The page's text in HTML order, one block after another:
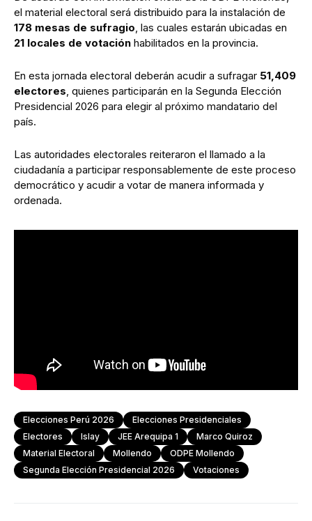
el material electoral será distribuido para la instalación de
178 mesas de sufragio, las cuales estarán ubicadas en
21 locales de votación habilitados en la provincia.
En esta jornada electoral deberán acudir a sufragar 51,409
electores, quienes participarán en la Segunda Elección
Presidencial 2026 para elegir al próximo mandatario del
país.
Las autoridades electorales reiteraron el llamado a la
ciudadanía a participar responsablemente de este proceso
democrático y acudir a votar de manera informada y
ordenada.
Elecciones Perú 2026
Elecciones Presidenciales
Electores
Islay JEE Arequipa 1
Marco Quiroz
Material Electoral
Mollendo
ODPE Mollendo
Segunda Elección Presidencial 2026
Votaciones